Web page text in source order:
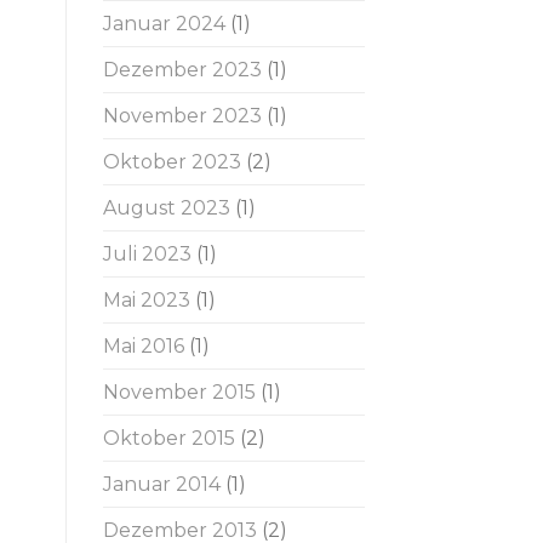
Januar 2024(1)
Dezember 2023 (1)
November 2023 (1)
Oktober 2023 (2)
August 2023 (1)
Juli 2023 (1)
Mai 2023 (1)
Mai 2016(1)
November 2015 (1)
Oktober 2015 (2)
Januar 2014(1)
Dezember 2013 (2)